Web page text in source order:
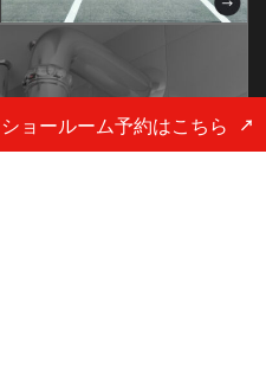
ショールーム予約はこちら